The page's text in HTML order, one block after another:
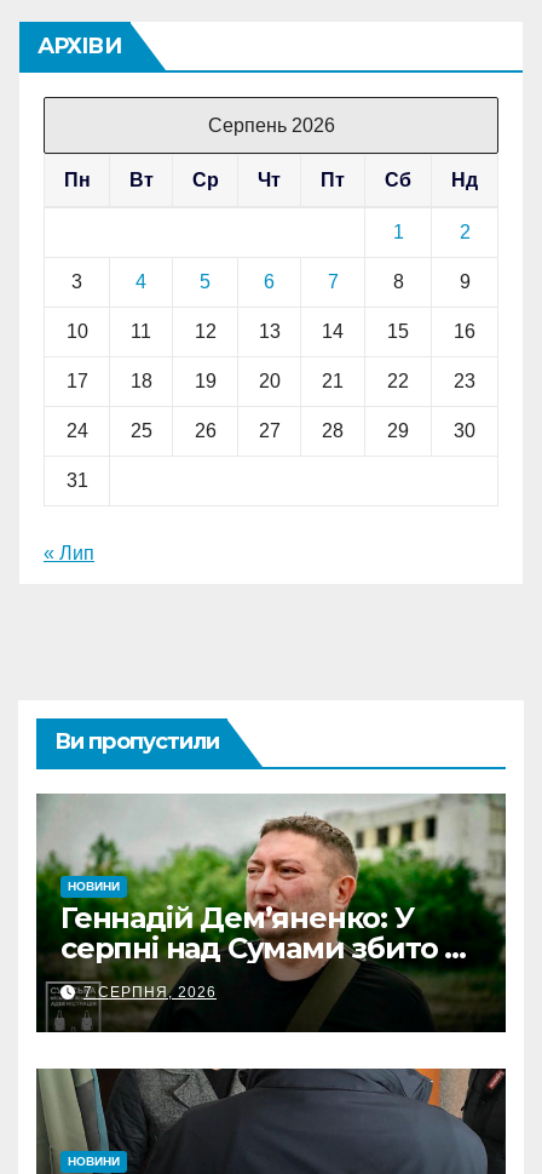
АРХІВИ
Серпень 2026
Пн Вт Ср Чт Пт Сб Нд
1 2
3 4 5 6 7 8 9
10 11 12 13 14 15 16
17 18 19 20 21 22 23
24 25 26 27 28 29 30
31
« Лип
Ви пропустили
НОВИНИ
Геннадій Дем’яненко: У
серпні над Сумами збито 6
КАБів
7 СЕРПНЯ, 2026
НОВИНИ